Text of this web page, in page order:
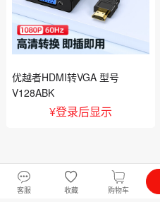
优越者HDMI转VGA 型号
V128ABK
¥登录后显示
客服 收藏 购物车